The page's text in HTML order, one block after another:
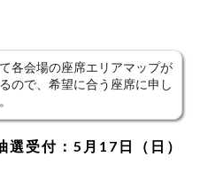
各会場の座席エリアマップが
ので、希望に合う座席に申し
受付：5月17日（日）